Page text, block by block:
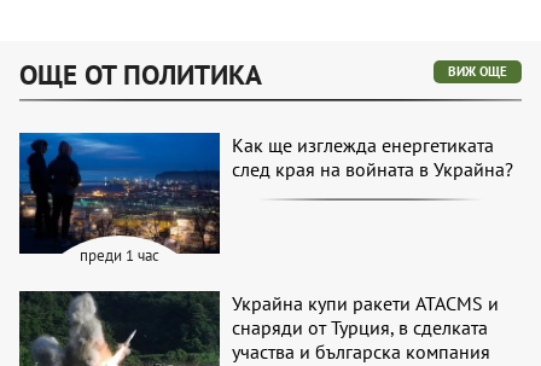
ОЩЕ ОТ ПОЛИТИКА ВИЖ ОЩЕ
преди 1 час
Как ще изглежда енергетиката
след края на войната в Украйна?
Украйна купи ракети ATACMS и
снаряди от Турция, в сделката
участва и българска компания